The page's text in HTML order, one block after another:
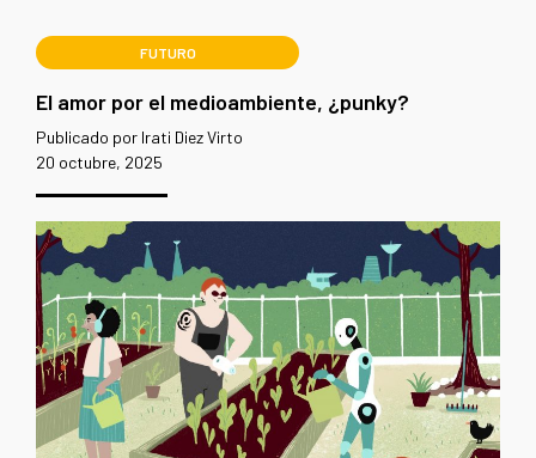
FUTURO
El amor por el medioambiente, ¿punky?
Publicado por Irati Diez Virto
20 octubre, 2025